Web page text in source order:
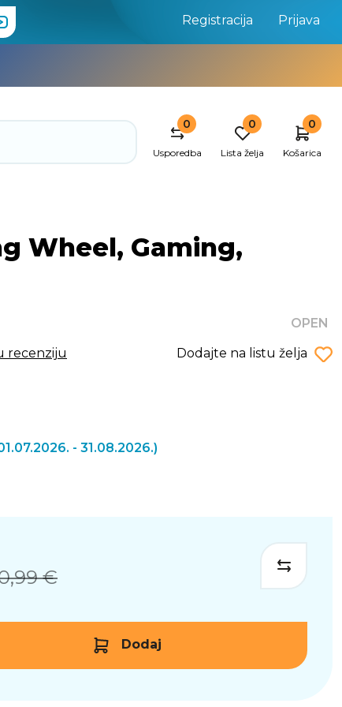
Registracija Prijava
0
Usporedba
0
Lista želja
0
Košarica
Wheel, Gaming,
OPEN
recenziju
Dodajte na listu želja
- 31.08.2026.)
€
Dodaj